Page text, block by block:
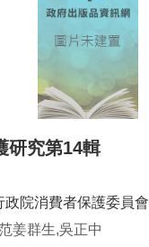
研究第14輯
政院消費者保護委員會
姜群生,吳正中